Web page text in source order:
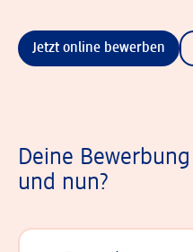
Jetzt online bewerben
Deine
und nun?